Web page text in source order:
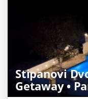
Stipanovi
Getaway •